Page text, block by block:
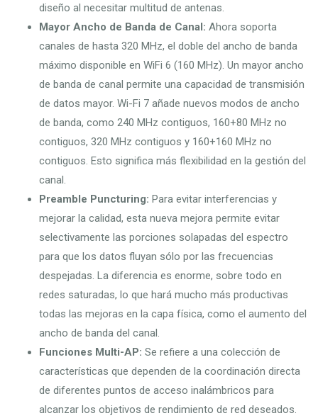
diseño al necesitar multitud de antenas.
Mayor Ancho de Banda de Canal: Ahora soporta
canales de hasta 320 MHz, el doble del ancho de banda
máximo disponible en WiFi 6 (160 MHz). Un mayor ancho
de banda de canal permite una capacidad de transmisión
de datos mayor. Wi-Fi 7 añade nuevos modos de ancho
de banda, como 240 MHz contiguos, 160+80 MHz no
contiguos, 320 MHz contiguos y 160+160 MHz no
contiguos. Esto significa más flexibilidad en la gestión del
canal.
Preamble Puncturing: Para evitar interferencias y
mejorar la calidad, esta nueva mejora permite evitar
selectivamente las porciones solapadas del espectro
para que los datos fluyan sólo por las frecuencias
despejadas. La diferencia es enorme, sobre todo en
redes saturadas, lo que hará mucho más productivas
todas las mejoras en la capa física, como el aumento del
ancho de banda del canal.
Funciones Multi-AP: Se refiere a una colección de
características que dependen de la coordinación directa
de diferentes puntos de acceso inalámbricos para
alcanzar los objetivos de rendimiento de red deseados.